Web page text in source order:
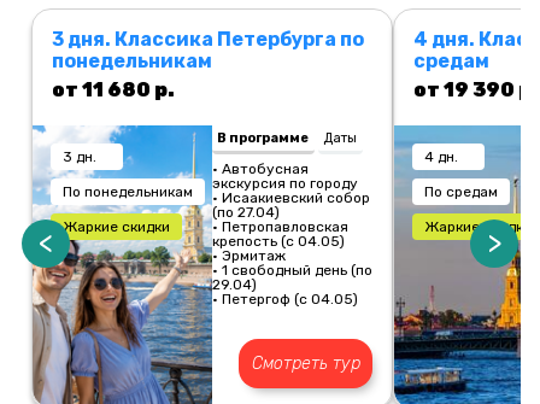
<
3 дня. Классика Петербурга по
понедельникам
от 11 680 р.
3 дн.
По понедельникам
Жаркие скидки
В программе Даты
• Автобусная
экскурсия по городу
• Исаакиевский собор
(по 27.04)
• Петропавловская
крепость (с 04.05)
• Эрмитаж
• 1 свободный день (по
29.04)
• Петергоф (с 04.05)
Смотреть тур
4 дня.
средам
от 19 390 р.
4 дн.
По средам
Жаркие скидки
>